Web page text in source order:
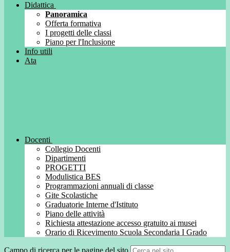
Didattica
Panoramica
Offerta formativa
I progetti delle classi
Piano per l'Inclusione
Info utili
Ata
Docenti
Collegio Docenti
Dipartimenti
PROGETTI
Modulistica BES
Programmazioni annuali di classe
Gite Scolastiche
Graduatorie Interne d'Istituto
Piano delle attività
Richiesta attestazione accesso gratuito ai musei
Orario di Ricevimento Scuola Secondaria I Grado